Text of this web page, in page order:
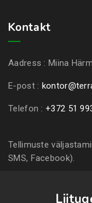
Kontakt
Aadress : Miina
E-post :
Telefon : +372 51
Tellimuste
SMS, Facebook).